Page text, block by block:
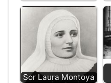
Sor Laura Montoya